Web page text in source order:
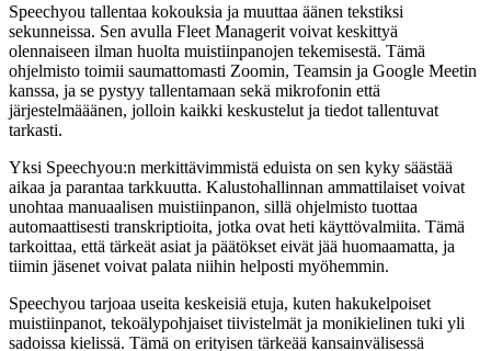
Speechyou tallentaa kokouksia ja muuttaa äänen tekstiksi
sekunneissa. Sen avulla Fleet Managerit voivat keskittyä
olennaiseen ilman huolta muistiinpanojen tekemisestä. Tämä
ohjelmisto toimii saumattomasti Zoomin, Teamsin ja Google Meetin
kanssa, ja se pystyy tallentamaan sekä mikrofonin että
järjestelmääänen, jolloin kaikki keskustelut ja tiedot tallentuvat
tarkasti.
Yksi Speechyou:n merkittävimmistä eduista on sen kyky säästää
aikaa ja parantaa tarkkuutta. Kalustohallinnan ammattilaiset voivat
unohtaa manuaalisen muistiinpanon, sillä ohjelmisto tuottaa
automaattisesti transkriptioita, jotka ovat heti käyttövalmiita. Tämä
tarkoittaa, että tärkeät asiat ja päätökset eivät jää huomaamatta, ja
tiimin jäsenet voivat palata niihin helposti myöhemmin.
Speechyou tarjoaa useita keskeisiä etuja, kuten hakukelpoiset
muistiinpanot, tekoälypohjaiset tiivistelmät ja monikielinen tuki yli
sadoissa kielissä. Tämä on erityisen tärkeää kansainvälisessä